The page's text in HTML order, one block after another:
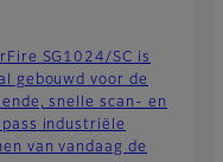
SG1024/SC is
gebouwd voor de
snelle scan- en
industriële
van vandaag de